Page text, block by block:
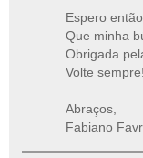
Espero então,
Que minha
Obrigada
Volte sempre!
Abraços,
Fabiano